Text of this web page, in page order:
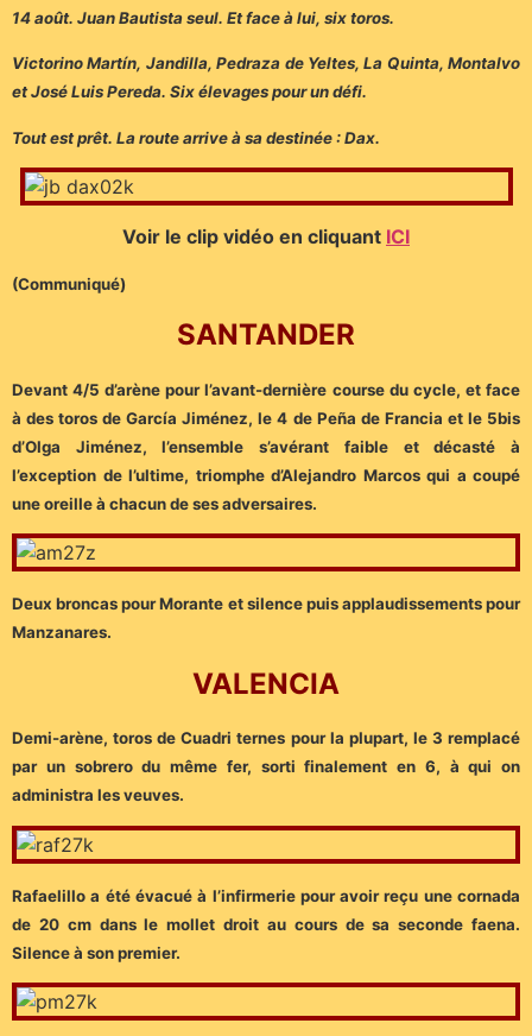
14 août. Juan Bautista seul. Et face à lui, six toros.
Victorino Martín, Jandilla, Pedraza de Yeltes, La Quinta, Montalvo
et José Luis Pereda. Six élevages pour un défi.
Tout est prêt. La route arrive à sa destinée : Dax.
Voir le clip vidéo en cliquant ICI
(Communiqué)
SANTANDER
Devant 4/5 d’arène pour l’avant-dernière course du cycle, et face
à des toros de García Jiménez, le 4 de Peña de Francia et le 5bis
d’Olga Jiménez, l’ensemble s’avérant faible et décasté à
l’exception de l’ultime, triomphe d’Alejandro Marcos qui a coupé
une oreille à chacun de ses adversaires.
Deux broncas pour Morante et silence puis applaudissements pour
Manzanares.
VALENCIA
Demi-arène, toros de Cuadri ternes pour la plupart, le 3 remplacé
par un sobrero du même fer, sorti finalement en 6, à qui on
administra les veuves.
Rafaelillo a été évacué à l’infirmerie pour avoir reçu une cornada
de 20 cm dans le mollet droit au cours de sa seconde faena.
Silence à son premier.